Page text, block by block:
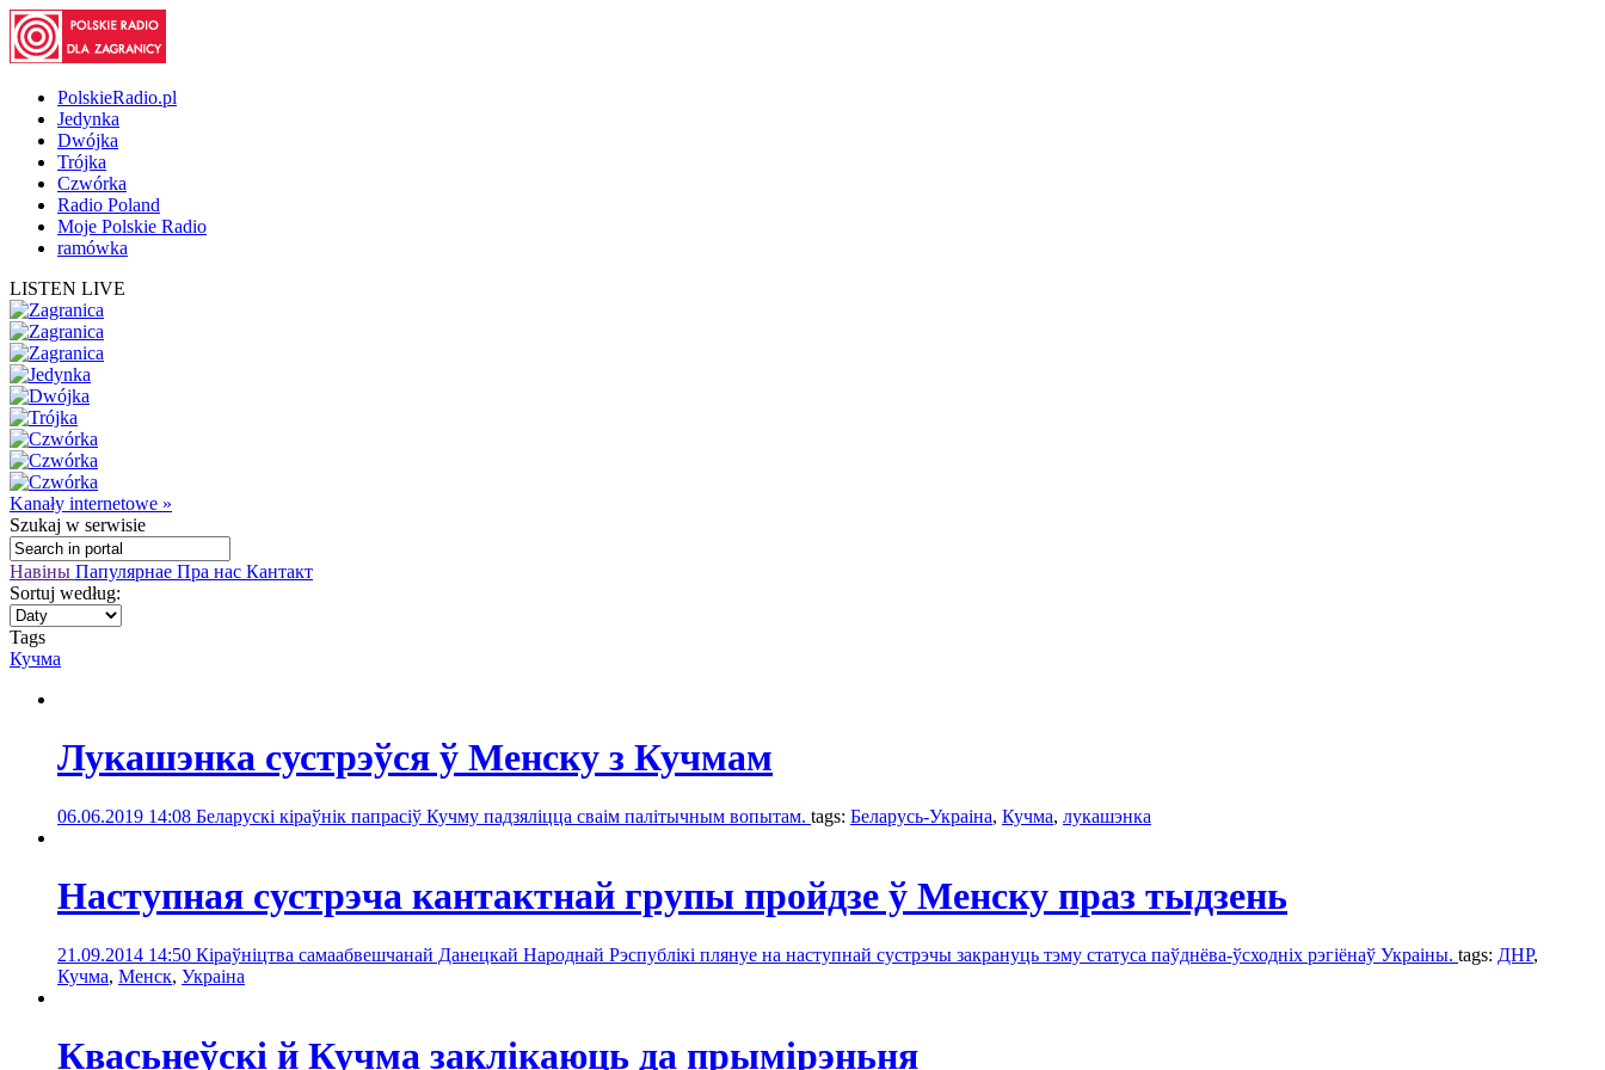
PolskieRadio.pl
Jedynka
Dwójka
Trójka
Czwórka
Radio Poland
Moje Polskie Radio
ramówka
LISTEN LIVE
Kanały internetowe »
Szukaj w serwisie
Навіны Папулярнае Пра нас Кантакт
Sortuj według:
Tags
Кучма
Лукашэнка сустрэўся ў Менску з Кучмам
06.06.2019 14:08 Беларускі кіраўнік папрасіў Кучму падзяліцца сваім палітычным вопытам. tags: Беларусь-Украіна, Кучма, лукашэнка
Наступная сустрэча кантактнай групы пройдзе ў Менску праз тыдзень
21.09.2014 14:50 Кіраўніцтва самаабвешчанай Данецкай Народнай Рэспублікі плянуе на наступнай сустрэчы закрануць тэму статуса паўднёва-ўсходніх рэгіёнаў Украіны. tags: ДНР,
Кучма, Менск, Украінa
Квасьнеўскі й Кучма заклікаюць да прымірэньня